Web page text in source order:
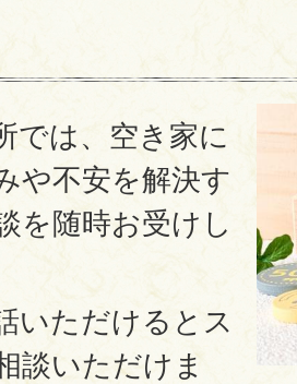
では、空き家に
や不安を解決す
を随時お受けし
いただけるとス
談いただけま